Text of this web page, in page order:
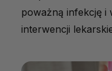
poważną infekcję i
interwencji